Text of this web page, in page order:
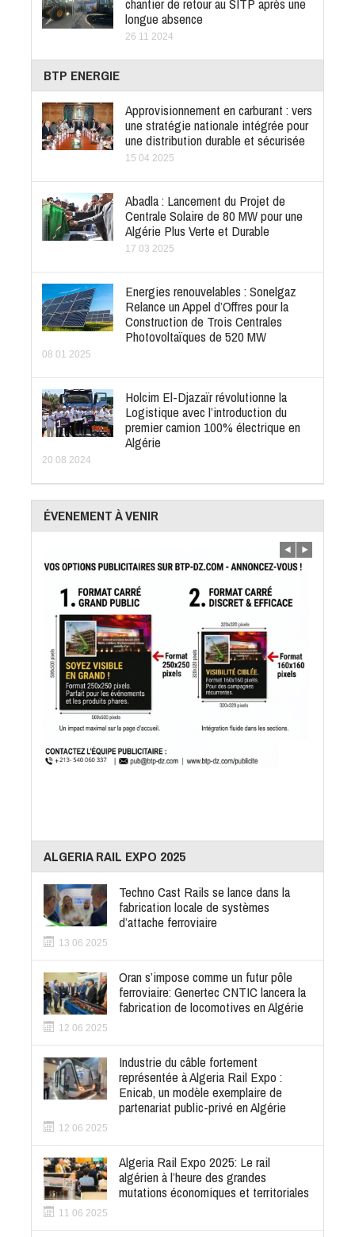
longue absence
26 11 2024
BTP ENERGIE
Approvisionnement en carburant : vers
une stratégie nationale intégrée pour
une distribution durable et sécurisée
15 04 2025
Abadla : Lancement du Projet de
Centrale Solaire de 80 MW pour une
Algérie Plus Verte et Durable
17 03 2025
Energies renouvelables : Sonelgaz
Relance un Appel d’Offres pour la
Construction de Trois Centrales
Photovoltaïques de 520 MW
08 01 2025
Holcim El-Djazaïr révolutionne la
Logistique avec l’introduction du
premier camion 100% électrique en
Algérie
20 08 2024
ÉVENEMENT À VENIR
ALGERIA RAIL EXPO 2025
Techno Cast Rails se lance dans la
fabrication locale de systèmes
d’attache ferroviaire
13 06 2025
Oran s’impose comme un futur pôle
ferroviaire: Genertec CNTIC lancera la
fabrication de locomotives en Algérie
12 06 2025
Industrie du câble fortement
représentée à Algeria Rail Expo :
Enicab, un modèle exemplaire de
partenariat public-privé en Algérie
12 06 2025
Algeria Rail Expo 2025: Le rail
algérien à l’heure des grandes
mutations économiques et territoriales
11 06 2025